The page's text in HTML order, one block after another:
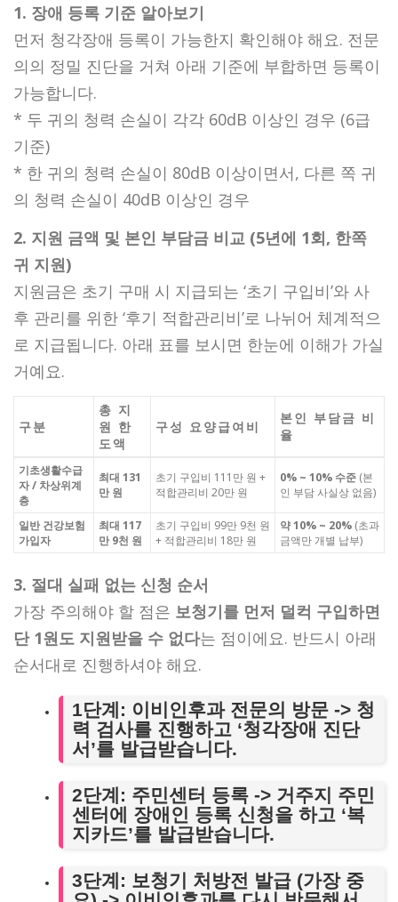
1. 장애 등록 기준 알아보기
먼저 청각장애 등록이 가능한지 확인해야 해요. 전문
의의 정밀 진단을 거쳐 아래 기준에 부합하면 등록이
가능합니다.
* 두 귀의 청력 손실이 각각 60dB 이상인 경우 (6급
기준)
* 한 귀의 청력 손실이 80dB 이상이면서, 다른 쪽 귀
의 청력 손실이 40dB 이상인 경우
2. 지원 금액 및 본인 부담금 비교 (5년에 1회, 한쪽
귀 지원)
지원금은 초기 구매 시 지급되는 ‘초기 구입비’와 사
후 관리를 위한 ‘후기 적합관리비’로 나뉘어 체계적으
로 지급됩니다. 아래 표를 보시면 한눈에 이해가 가실
거예요.
구분
총 지
원 한
도액
구성 요양급여비
본인 부담금 비
율
기초생활수급
자 / 차상위계
층
최대 131
만 원
초기 구입비 111만 원 +
적합관리비 20만 원
0% ~ 10% 수준 (본
인 부담 사실상 없음)
일반 건강보험
가입자
최대 117
만 9천 원
초기 구입비 99만 9천 원
+ 적합관리비 18만 원
약 10% ~ 20% (초과
금액만 개별 납부)
3. 절대 실패 없는 신청 순서
가장 주의해야 할 점은 보청기를 먼저 덜컥 구입하면
단 1원도 지원받을 수 없다는 점이에요. 반드시 아래
순서대로 진행하셔야 해요.
1단계: 이비인후과 전문의 방문-> 청
력 검사를 진행하고 ‘청각장애 진단
서’를 발급받습니다.
2단계: 주민센터 등록-> 거주지 주민
센터에 장애인 등록 신청을 하고 ‘복
지카드’를 발급받습니다.
3단계: 보청기 처방전 발급 (가장 중